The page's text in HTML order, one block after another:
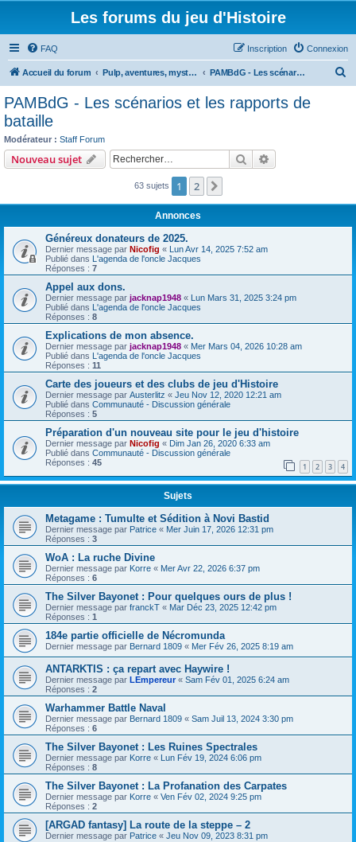
Les forums du jeu d'Histoire
FAQ Connexion
Inscription
Accueil du forum Pulp, aventures, mystères et boule de gomme PAMBdG - Les scénarios et les rapports de bataille
h
PAMBdG - Les scénarios et les rapports de
bataille
Modérateur : Staff Forum
Nouveau sujet Rechercher
63 sujets 1 2
Annonces
Généreux donateurs de 2025.
Dernier message par Nicofig « Lun Avr 14, 2025 7:52 am
Publié dans L'agenda de l'oncle Jacques
Réponses : 7
Appel aux dons.
Dernier message par jacknap1948 « Lun Mars 31, 2025 3:24 pm
Publié dans L'agenda de l'oncle Jacques
Réponses : 8
Explications de mon absence.
Dernier message par jacknap1948 « Mer Mars 04, 2026 10:28 am
Publié dans L'agenda de l'oncle Jacques
Réponses : 11
Carte des joueurs et des clubs de jeu d'Histoire
Dernier message par Austerlitz « Jeu Nov 12, 2020 12:21 am
Publié dans Communauté - Discussion générale
Réponses : 5
Préparation d'un nouveau site pour le jeu d'histoire
Dernier message par Nicofig « Dim Jan 26, 2020 6:33 am
Publié dans Communauté - Discussion générale
Réponses : 45 1 2 3 4
Sujets
Metagame : Tumulte et Sédition à Novi Bastid
Dernier message par Patrice « Mer Juin 17, 2026 12:31 pm
Réponses : 3
WoA : La ruche Divine
Dernier message par Korre « Mer Avr 22, 2026 6:37 pm
Réponses : 6
The Silver Bayonet : Pour quelques ours de plus !
Dernier message par franckT « Mar Déc 23, 2025 12:42 pm
Réponses : 1
184e partie officielle de Nécromunda
Dernier message par Bernard 1809 « Mer Fév 26, 2025 8:19 am
ANTARKTIS : ça repart avec Haywire !
Dernier message par LEmpereur « Sam Fév 01, 2025 6:24 am
Réponses : 2
Warhammer Battle Naval
Dernier message par Bernard 1809 « Sam Juil 13, 2024 3:30 pm
Réponses : 6
The Silver Bayonet : Les Ruines Spectrales
Dernier message par Korre « Lun Fév 19, 2024 6:06 pm
Réponses : 8
The Silver Bayonet : La Profanation des Carpates
Dernier message par Korre « Ven Fév 02, 2024 9:25 pm
Réponses : 2
[ARGAD fantasy] La route de la steppe – 2
Dernier message par Patrice « Jeu Nov 09, 2023 8:31 pm